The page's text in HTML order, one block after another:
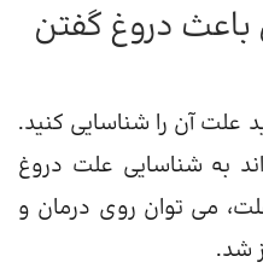
دروغ گفتن
علت آن را شناسایی کنید.
به شناسایی علت دروغ
می توان روی درمان و
شد.